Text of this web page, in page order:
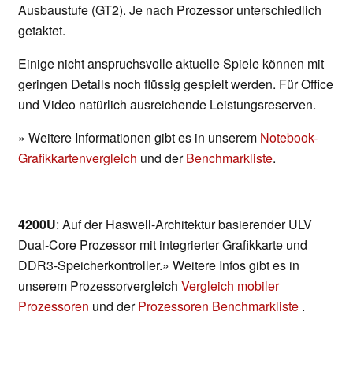
Ausbaustufe (GT2). Je nach Prozessor unterschiedlich
getaktet.
Einige nicht anspruchsvolle aktuelle Spiele können mit
geringen Details noch flüssig gespielt werden. Für Office
und Video natürlich ausreichende Leistungsreserven.
» Weitere Informationen gibt es in unserem Notebook-
Grafikkartenvergleich und derBenchmarkliste.
4200U: Auf der Haswell-Architektur basierender ULV
Dual-Core Prozessor mit integrierter Grafikkarte und
DDR3-Speicherkontroller.» Weitere Infos gibt es in
unserem Prozessorvergleich Vergleich mobiler
Prozessoren und derProzessoren Benchmarkliste .